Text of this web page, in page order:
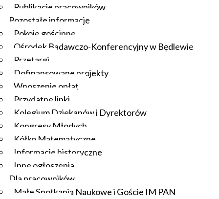
Publikacje pracowników
Pozostałe informacje
Pokoje gościnne
Ośrodek Badawczo-Konferencyjny w Będlewie
Przetargi
Dofinansowane projekty
Wnoszenie opłat
Przydatne linki
Kolegium Dziekanów i Dyrektorów
Kongresy Młodych
Kółko Matematyczne
Informacje historyczne
Inne ogłoszenia
Dla pracowników
Małe Spotkania Naukowe i Goście IM PAN